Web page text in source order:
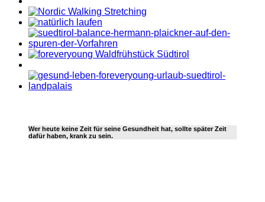
Wer heute keine Zeit für seine Gesundheit hat, sollte später Zeit
dafür haben, krank zu sein.